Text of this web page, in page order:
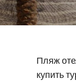
Пляж
купить